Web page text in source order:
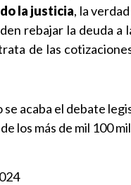
la justicia, la
rebajar la deuda a
de las
acaba el debate
los más de mil 100